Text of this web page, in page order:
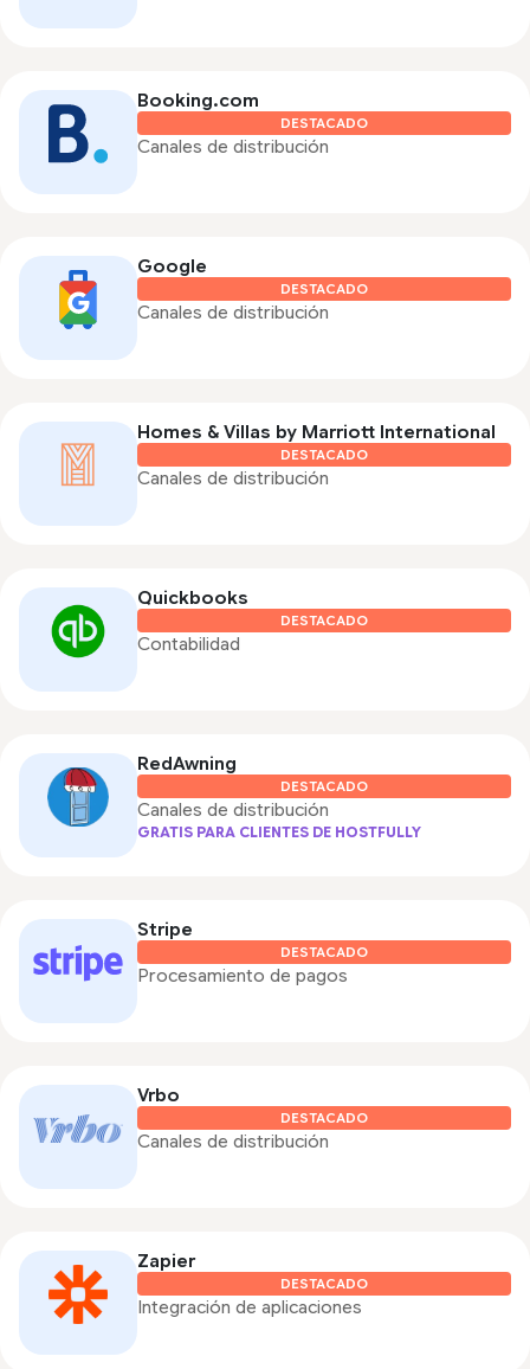
Booking.com
DESTACADO
Canales de distribución
Google
DESTACADO
Canales de distribución
Homes & Villas by Marriott International
DESTACADO
Canales de distribución
Quickbooks
DESTACADO
Contabilidad
RedAwning
DESTACADO
Canales de distribución
GRATIS PARA CLIENTES DE HOSTFULLY
Stripe
DESTACADO
Procesamiento de pagos
Vrbo
DESTACADO
Canales de distribución
Zapier
DESTACADO
Integración de aplicaciones